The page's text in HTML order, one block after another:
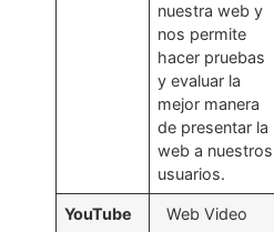
nuestra web y
nos permite
hacer pruebas
y evaluar la
mejor manera
de presentar la
web a nuestros
usuarios.
YouTube Web Video